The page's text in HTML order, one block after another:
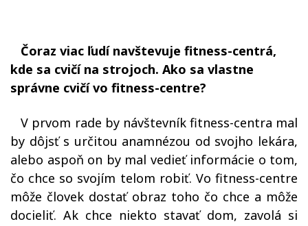
Čoraz viac ľudí navštevuje fitness-centrá,
kde sa cvičí na strojoch. Ako sa vlastne
správne cvičí vo fitness-centre?
V prvom rade by návštevník fitness-centra mal
by dôjsť s určitou anamnézou od svojho lekára,
alebo aspoň on by mal vedieť informácie o tom,
čo chce so svojím telom robiť. Vo fitness-centre
môže človek dostať obraz toho čo chce a môže
docieliť. Ak chce niekto stavať dom, zavolá si